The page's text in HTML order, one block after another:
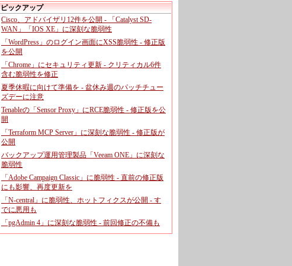
ピックアップ
Cisco、アドバイザリ12件を公開 - 「Catalyst SD-
WAN」「IOS XE」に深刻な脆弱性
「WordPress」のログイン画面にXSS脆弱性 - 修正版
を公開
「Chrome」にセキュリティ更新 - クリティカル6件
含む脆弱性を修正
夏季休暇に向けて準備を - 盆休み週のパッチチュー
ズデーに注意
Tenableの「Sensor Proxy」にRCE脆弱性 - 修正版を公
開
「Terraform MCP Server」に深刻な脆弱性 - 修正版が
公開
バックアップ運用管理製品「Veeam ONE」に深刻な
脆弱性
「Adobe Campaign Classic」に脆弱性 - 直前の修正版
にも影響、再度更新を
「N-central」に脆弱性、ホットフィクスが公開 - す
でに悪用も
「pgAdmin 4」に深刻な脆弱性 - 前回修正の不備も